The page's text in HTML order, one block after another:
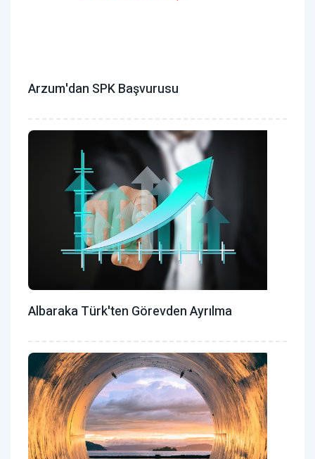
Arzum'dan SPK Başvurusu
Albaraka Türk'ten Görevden Ayrılma